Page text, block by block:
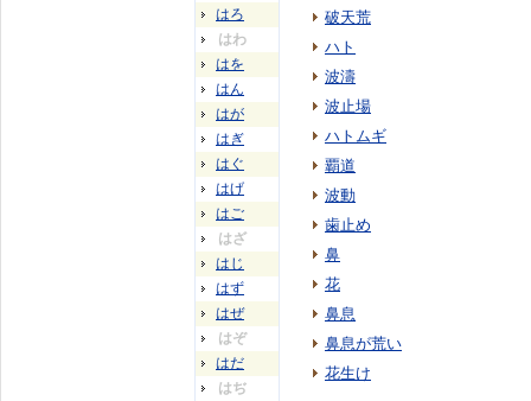
はろ
はわ
はを
はん
はが
はぎ
はぐ
はげ
はご
はざ
はじ
はず
はぜ
はぞ
はだ
はぢ
破天荒
ハト
波濤
波止場
ハトムギ
覇道
波動
歯止め
鼻
花
鼻息
鼻息が荒い
花生け